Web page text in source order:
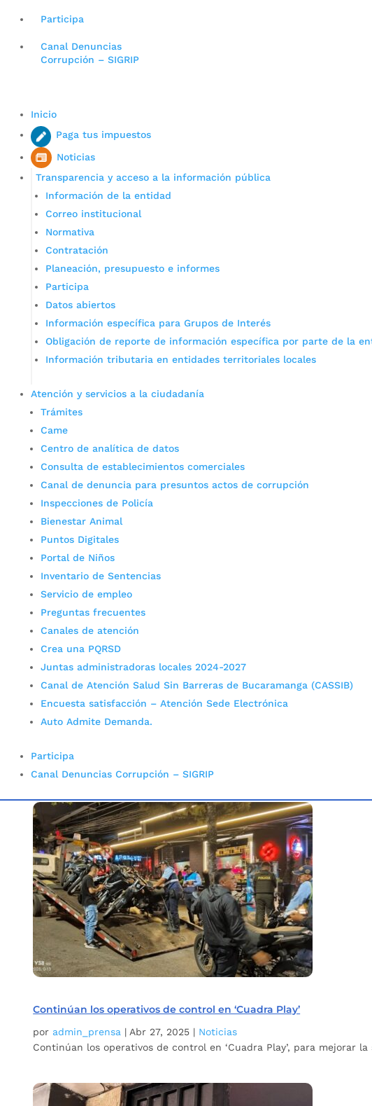
Participa
Canal Denuncias
Corrupción – SIGRIP
Inicio
Paga tus impuestos
Noticias
Transparencia y acceso a la información pública
Información de la entidad
Correo institucional
Normativa
Contratación
Planeación, presupuesto e informes
Participa
Datos abiertos
Información específica para Grupos de Interés
Obligación de reporte de información específica por parte de la
Información tributaria en entidades territoriales locales
Atención y servicios a la ciudadanía
Trámites
Came
Centro de analítica de datos
Consulta de establecimientos comerciales
Canal de denuncia para presuntos actos de corrupción
Inspecciones de Policía
Bienestar Animal
Puntos Digitales
Portal de Niños
Inventario de Sentencias
Servicio de empleo
Preguntas frecuentes
Canales de atención
Crea una PQRSD
Juntas administradoras locales 2024-2027
Canal de Atención Salud Sin Barreras de Bucaramanga (CASSIB)
Encuesta satisfacción – Atención Sede Electrónica
Auto Admite Demanda.
Participa
Canal Denuncias Corrupción – SIGRIP
Inicio 5 Etiqueta: Cuadra Play
Continúan los operativos de control en ‘Cuadra Play’
por admin_prensa | Abr 27, 2025 | Noticias
Continúan los operativos de control en ‘Cuadra Play’, para mejorar